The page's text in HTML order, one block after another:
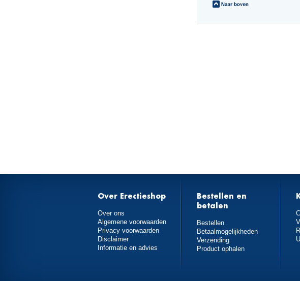
Over Erectieshop
Over ons
Algemene voorwaarden
Privacy voorwaarden
Disclaimer
Informatie en advies
Bestellen en
betalen
Bestellen
Betaalmogelijkheden
Verzending
Product ophalen